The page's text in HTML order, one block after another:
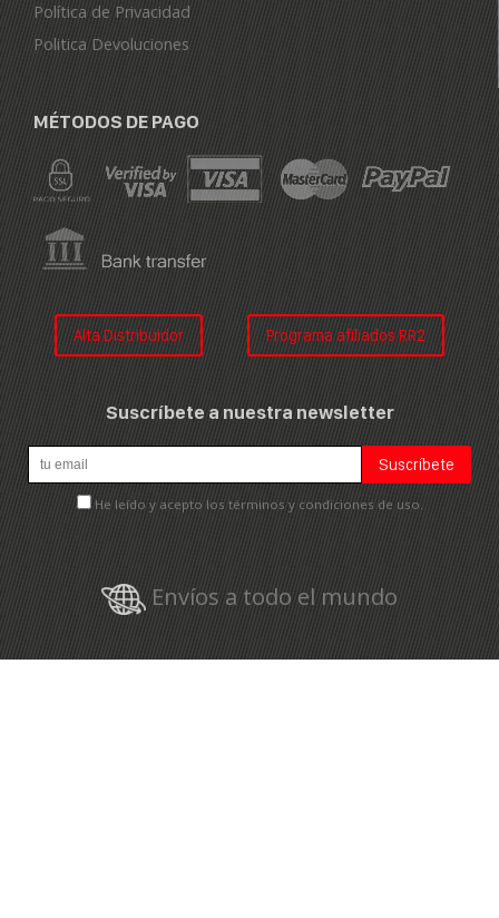
Política de Privacidad
Politica Devoluciones
MÉTODOS DE PAGO
Alta Distribuidor Programa afiliados RR2
Suscríbete a nuestra newsletter
He leído y acepto los términos y condiciones de uso.
Envíos a todo el mundo